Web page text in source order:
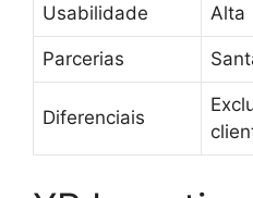
Usabilidade Alta
Parcerias
Diferenciais